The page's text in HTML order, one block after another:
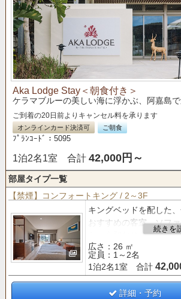
Aka Lodge Stay＜朝食付き＞
ケラマブルーの美しい海に浮かぶ、阿嘉島で
ご到着の20日前よりキャンセル料を承ります
オンラインカード決済可 ご朝食
ﾌﾟﾗﾝｺｰﾄﾞ：5095
1泊2名1室 合計 42,000円～
部屋タイプ一覧
【禁煙】コンフォートキング / 2～3F
キングベッドを配した
おすすめの客室。ソフ
ら、心和むひと時をお
※客室階へは階段でのご
※浴室はシャワーブース
広さ：26 ㎡
定員：1～2名
1泊2名1室 合計
詳細・予約